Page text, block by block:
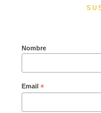
Nombre
Email *